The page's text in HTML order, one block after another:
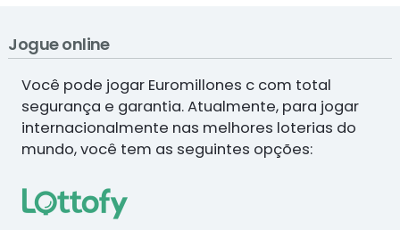
Jogue online
Você pode jogar Euromillones c com total
segurança e garantia. Atualmente, para jogar
internacionalmente nas melhores loterias do
mundo, você tem as seguintes opções: